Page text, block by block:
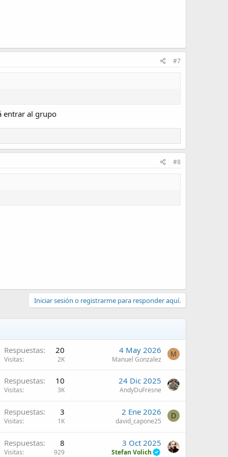
#7
entrar al grupo
#8
Iniciar sesión o registrarme para responder aquí.
Respuestas 20
Visitas 2K
4 May 2026
Manuel Gonzalez
M
Respuestas 10
Visitas 3K
24 Dic 2025
AndyDuFresne
Respuestas 3
Visitas 1K
2 Ene 2026
david_capone25
D
Respuestas 8
Visitas 929
3 Oct 2025
Stefan Volich